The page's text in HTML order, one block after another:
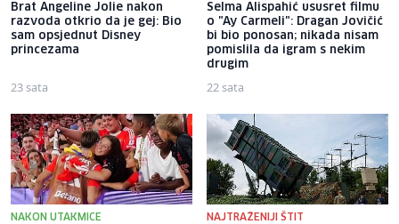
Brat Angeline Jolie nakon
razvoda otkrio da je gej: Bio
sam opsjednut Disney
princezama
23 sata
Selma Alispahić ususret filmu
o "Ay Carmeli": Dragan Jovičić
bi bio ponosan; nikada nisam
pomislila da igram s nekim
drugim
22 sata
NAKON UTAKMICE NAJTRAŽENIJI ŠTIT